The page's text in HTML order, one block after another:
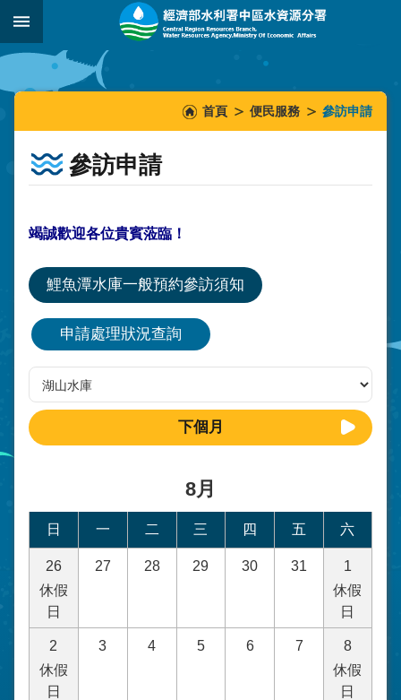
跳到主要內容區塊
:::
_
::::::
首頁 便民服務 參訪申請
參訪申請
竭誠歡迎各位貴賓蒞臨！
鯉魚潭水庫一般預約參訪須知
申請處理狀況查詢
下個月
8月
日 一 二 三 四 五 六
26
休假
日
27 28 29 30 31
1
休假
日
2
休假
日
3 4 5 6 7
8
休假
日